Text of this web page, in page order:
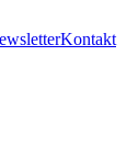
Kontakt